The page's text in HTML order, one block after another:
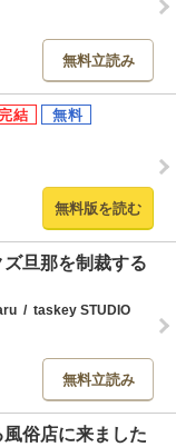
無料立読み
無料版を読む
旦那を制裁する
/ taskey STUDIO
無料立読み
俗店に来ました